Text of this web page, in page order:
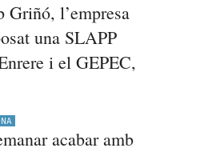
Griñó, l’empresa
una SLAPP
i el GEPEC,
acabar amb